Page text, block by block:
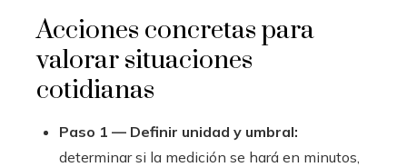
Acciones concretas para
valorar situaciones
cotidianas
Paso 1 — Definir unidad y umbral:
determinar si la medición se hará en minutos,